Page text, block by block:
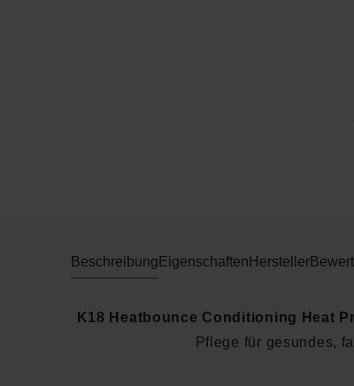
Beschreibung Eigenschaften Hersteller
K18 Heatbounce Conditioning Heat
Pflege für gesundes,